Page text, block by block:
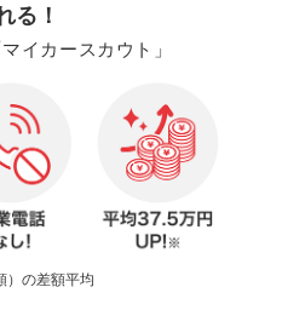
る！
イカースカウト」
）の差額平均